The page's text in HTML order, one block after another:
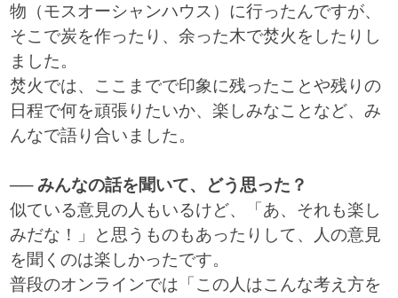
物（モスオーシャンハウス）に行ったんですが、
そこで炭を作ったり、余った木で焚火をしたりし
ました。
焚火では、ここまでで印象に残ったことや残りの
日程で何を頑張りたいか、楽しみなことなど、み
んなで語り合いました。
── みんなの話を聞いて、どう思った？
似ている意見の人もいるけど、「あ、それも楽し
みだな！」と思うものもあったりして、人の意見
を聞くのは楽しかったです。
普段のオンラインでは「この人はこんな考え方を